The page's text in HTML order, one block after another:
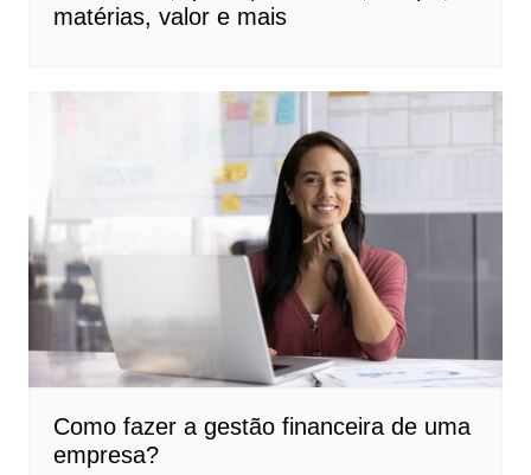
matérias, valor e mais
Como fazer a gestão financeira de uma
empresa​?